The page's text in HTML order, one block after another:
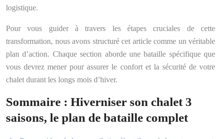
logistique.
Pour vous guider à travers les étapes cruciales de cette
transformation, nous avons structuré cet article comme un véritable
plan d’action. Chaque section aborde une bataille spécifique que
vous devrez mener pour assurer le confort et la sécurité de votre
chalet durant les longs mois d’hiver.
Sommaire : Hiverniser son chalet 3
saisons, le plan de bataille complet